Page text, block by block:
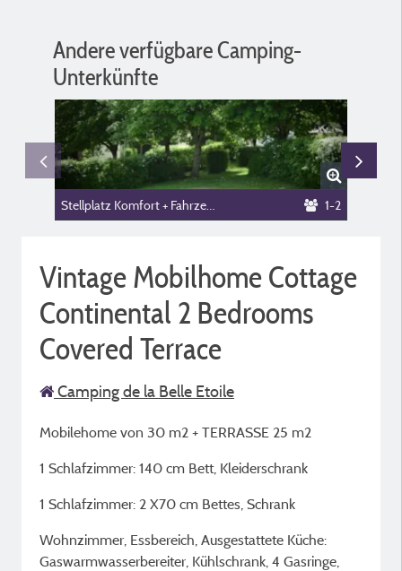
Andere verfügbare Camping-
Unterkünfte
1-2
Vintage Mobilhome Cottage
Continental 2 Bedrooms
Covered Terrace
Camping de la Belle Etoile
Mobilehome von 30 m2 + TERRASSE 25 m2
1 Schlafzimmer: 140 cm Bett, Kleiderschrank
1 Schlafzimmer: 2 X70 cm Bettes, Schrank
Wohnzimmer, Essbereich, Ausgestattete Küche:
Gaswarmwasserbereiter, Kühlschrank, 4 Gasringe,